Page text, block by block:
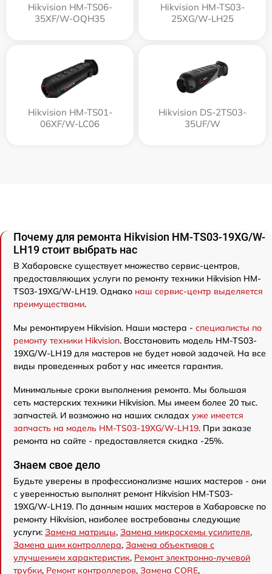
Hikvision HM-TS06-
35XF/W-OQH35
Hikvision HM-TS03-
25XG/W-LH25
Hikvision HM-TS01-
06XF/W-LC06
Hikvision DS-2TS03-
35UF/W
Почему для ремонта Hikvision HM-TS03-19XG/W-
LH19 стоит выбрать нас
В Хабаровске существует множество сервис-центров,
предоставляющих услуги по ремонту техники Hikvision HM-
TS03-19XG/W-LH19. Однако наш сервис-центр выделяется
преимуществами.
Мы ремонтируем Hikvision. Наши мастера - специалисты по
ремонту техники Hikvision. Восстановить модель HM-TS03-
19XG/W-LH19 для мастеров не будет новой задачей. На все
виды проведенных работ у нас имеется гарантия.
Минимальные сроки выполнения ремонта. Мы большая
сеть мастерских техники Hikvision. Мы имеем более 20 тыс.
запчастей. И возможно на наших складах уже имеется
запчасть на модель HM-TS03-19XG/W-LH19. При заказе
ремонта на сайте - предоставляется скидка -25%.
Знаем свое дело
Будьте уверены в профессионализме наших мастеров - они
с уверенностью выполнят ремонт Hikvision HM-TS03-
19XG/W-LH19. По данным наших мастеров в Хабаровске по
ремонту Hikvision, наиболее востребованы следующие
услуги: Замена матрицы, Замена микросхемы усилителя,
Замена шим контроллера, Замена объективов с
улучшением характеристик, Ремонт электронно-лучевой
трубки, Ремонт контроллеров, Замена CORE,